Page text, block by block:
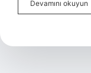
Devamını okuyun